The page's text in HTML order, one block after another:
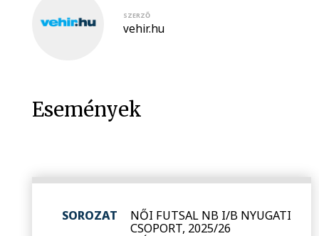
SZERZŐ
vehir.hu
Események
SOROZAT
NŐI FUTSAL NB I/B NYUGATI
CSOPORT, 2025/26